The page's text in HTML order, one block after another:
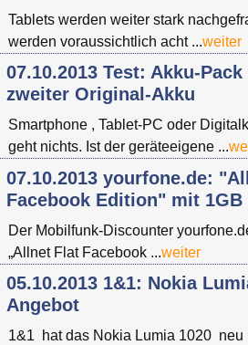
Tablets werden weiter stark
werden voraussichtlich acht ...weiter
07.10.2013 Test: Akku-
zweiter Original-Akku
Smartphone , Tablet-PC oder
geht nichts. Ist der geräteeigene ...
07.10.2013 yourfone.de:
Facebook Edition" mit 1GB
Der Mobilfunk-Discounter
„Allnet Flat Facebook ...weiter
05.10.2013 1&1: Nokia
Angebot
1&1 hat das Nokia Lumia 1020 neu